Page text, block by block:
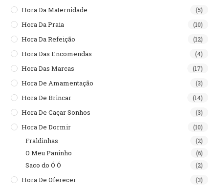
Hora Da Maternidade (5)
Hora Da Praia (10)
Hora Da Refeição (12)
Hora Das Encomendas (4)
Hora Das Marcas (17)
Hora De Amamentação (3)
Hora De Brincar (14)
Hora De Caçar Sonhos (3)
Hora De Dormir (10)
Fraldinhas (2)
O Meu Paninho (6)
Saco do Ó Ó (2)
Hora De Oferecer (3)